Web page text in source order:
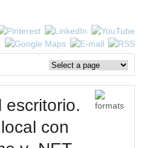
escritorio.
con